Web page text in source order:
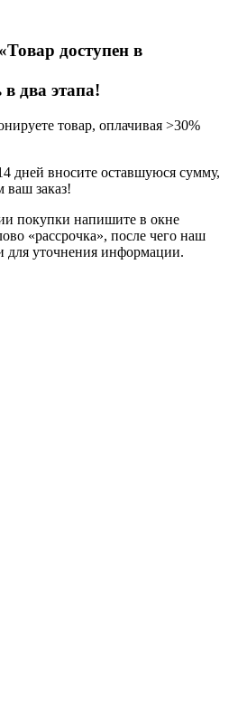
доступен в
два этапа!
товар, оплачивая >30%
дней вносите оставшуюся сумму,
ваш заказ!
покупки напишите в окне
«рассрочка», после чего наш
для уточнения информации.